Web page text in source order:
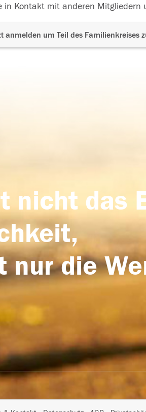
in Kontakt mit anderen
anmelden um Teil des Familienkreises
nicht das
nur die